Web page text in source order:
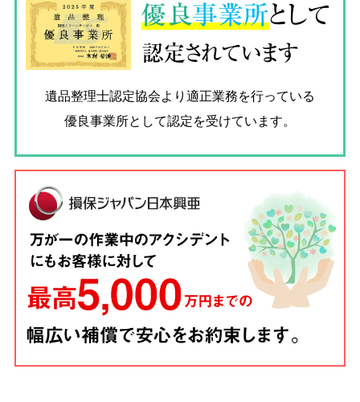
優良事業所として
認定されています
遺品整理士認定協会より適正業務を行っている
優良事業所として認定を受けています。